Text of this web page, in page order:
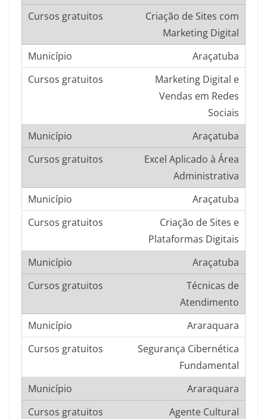
Criação de Sites com
Marketing Digital
Araçatuba
Marketing Digital e
Vendas em Redes
Sociais
Araçatuba
Excel Aplicado à Área
Administrativa
Araçatuba
Criação de Sites e
Plataformas Digitais
Araçatuba
Técnicas de
Atendimento
Araraquara
Segurança Cibernética
Fundamental
Araraquara
Agente Cultural